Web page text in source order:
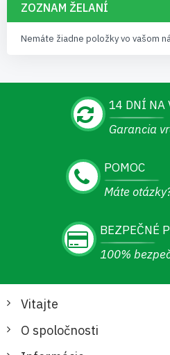
ZOZNAM ŽELANÍ
Nemáte žiadne položky vo vašom
14 DNÍ NA
Garancia
POMOC
Máte
BEZPEČNÉ
100%
Vitajte
O spoločnosti